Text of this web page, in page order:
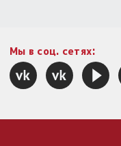
Мы в соц. сетях: